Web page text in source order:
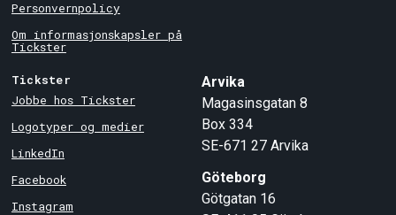
Personvernpolicy
Om informasjonskapsler på
Tickster
Tickster
Jobbe hos Tickster
Logotyper og medier
LinkedIn
Facebook
Instagram
Arvika
Magasinsgatan 8
Box 334
SE-671 27 Arvika
Göteborg
Götgatan 16